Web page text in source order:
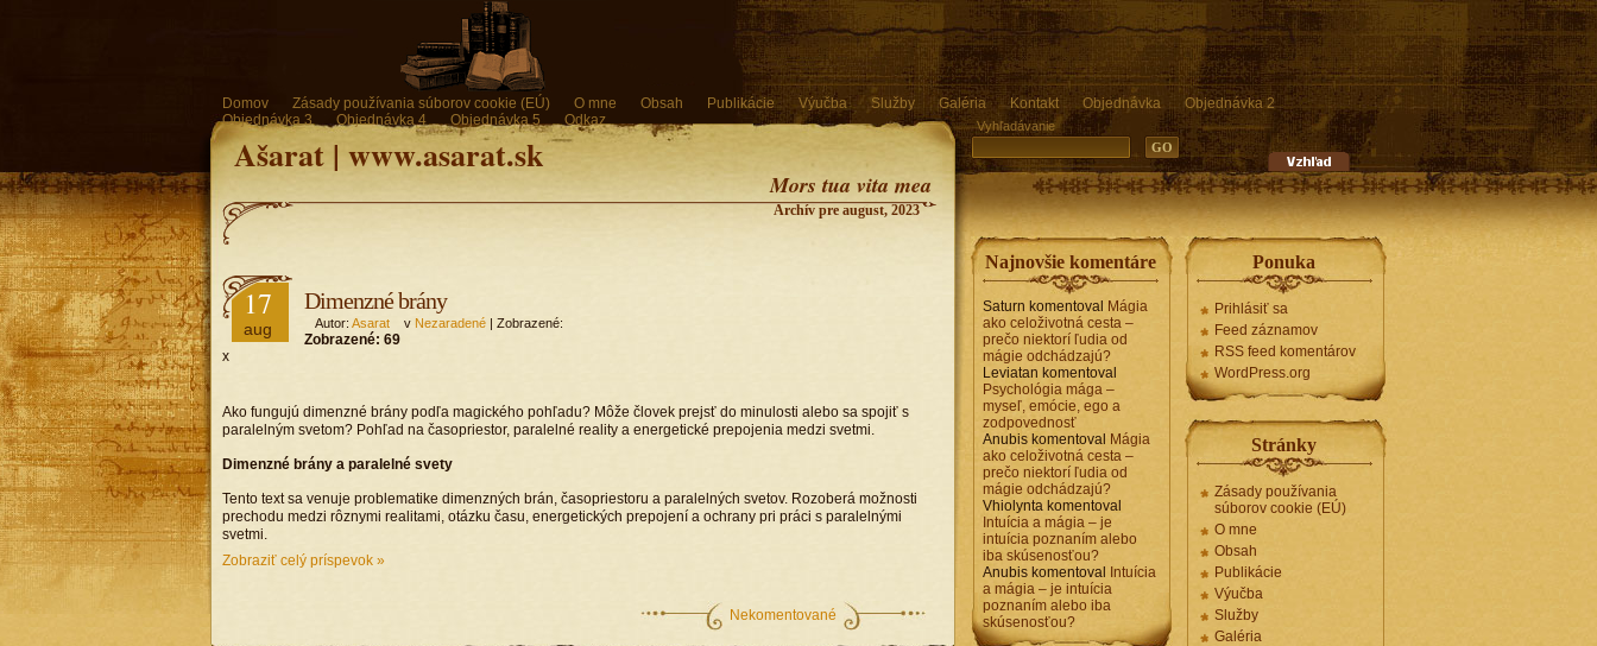
Domov Zásady používania súborov cookie (EÚ) O mne Obsah Publikácie Výučba Služby Galéria Kontakt Objednávka
Objednávka 2
Objednávka 3
Objednávka 4 Objednávka 5 Odkaz
Ašarat | www.asarat.sk
Mors tua vita mea
Vyhľadávanie
Archív pre august, 2023
17
aug
Dimenzné brány
Autor: Asarat v Nezaradené | Zobrazené:
Zobrazené: 69
x
Ako fungujú dimenzné brány podľa magického pohľadu? Môže človek prejsť do minulosti alebo sa spojiť s
paralelným svetom? Pohľad na časopriestor, paralelné reality a energetické prepojenia medzi svetmi.
Dimenzné brány a paralelné svety
Tento text sa venuje problematike dimenzných brán, časopriestoru a paralelných svetov. Rozoberá možnosti
prechodu medzi rôznymi realitami, otázku času, energetických prepojení a ochrany pri práci s paralelnými
svetmi.
Zobraziť celý príspevok »
Nekomentované
Najnovšie komentáre
Saturn komentoval Mágia
ako celoživotná cesta –
prečo niektorí ľudia od
mágie odchádzajú?
Leviatan komentoval
Psychológia mága –
myseľ, emócie, ego a
zodpovednosť
Anubis komentoval Mágia
ako celoživotná cesta –
prečo niektorí ľudia od
mágie odchádzajú?
Vhiolynta komentoval
Intuícia a mágia – je
intuícia poznaním alebo
iba skúsenosťou?
Anubis komentoval
Intuícia
a mágia – je intuícia
poznaním alebo iba
skúsenosťou?
Ponuka
Prihlásiť sa
Feed záznamov
RSS feed komentárov
WordPress.org
Stránky
Zásady používania
súborov cookie (EÚ)
O mne
Obsah
Publikácie
Výučba
Služby
Galéria